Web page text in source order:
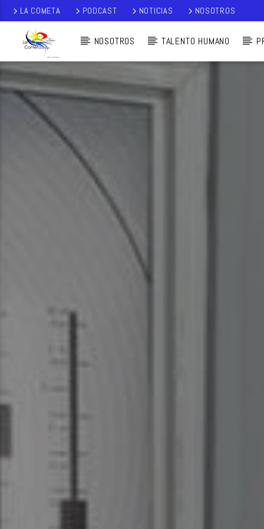
LA COMETA PODCAST NOTICIAS NOSOTROS
NOSOTROS TALENTO HUMANO
AUDIO EN VI
VO
LA COMETA,
SEÑALES A CIELO
ABIERTO